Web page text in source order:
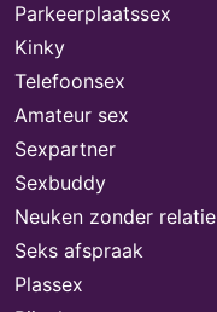
Parkeerplaatssex
Kinky
Telefoonsex
Amateur sex
Sexpartner
Sexbuddy
Neuken zonder relatie
Seks afspraak
Plassex